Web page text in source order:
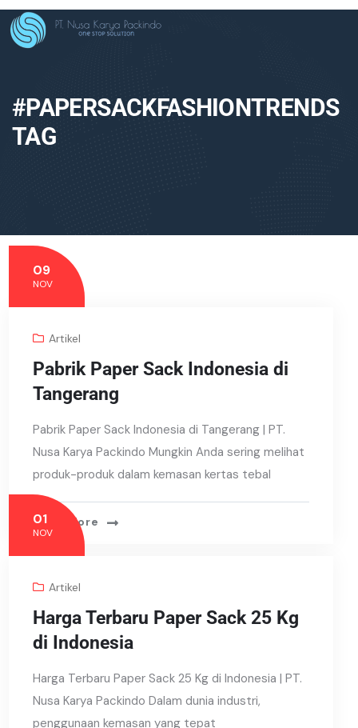
#PAPERSACKFASHIONTRENDS
TAG
09
NOV
Artikel
Pabrik Paper Sack Indonesia di
Tangerang
Pabrik Paper Sack Indonesia di Tangerang | PT.
Nusa Karya Packindo Mungkin Anda sering melihat
produk-produk dalam kemasan kertas tebal
Read More
01
NOV
Artikel
Harga Terbaru Paper Sack 25 Kg
di Indonesia
Harga Terbaru Paper Sack 25 Kg di Indonesia | PT.
Nusa Karya Packindo Dalam dunia industri,
penggunaan kemasan yang tepat